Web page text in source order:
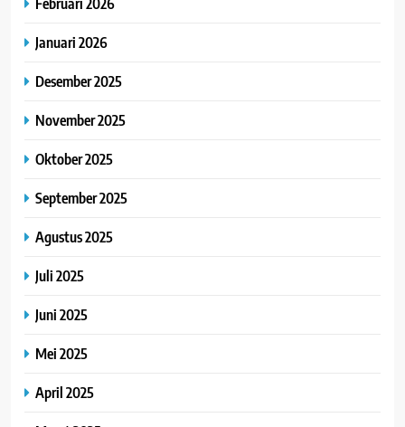
Januari 2026
Desember 2025
November 2025
Oktober 2025
September 2025
Agustus 2025
Juli 2025
Juni 2025
Mei 2025
April 2025